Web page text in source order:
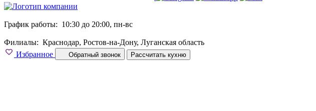
График работы: 10:30 до 20:00, пн-вс
Филиалы: Краснодар, Ростов-на-Дону, Луганская область
Избранное
Обратный звонок Рассчитать кухню